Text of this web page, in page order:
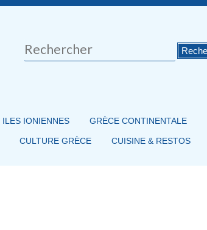
Rechercher
ILES IONIENNES GRÈCE CONTINENTALE
CULTURE GRÈCE CUISINE & RESTOS